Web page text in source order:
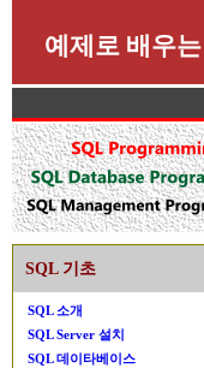
예제로 배우
SQL 기초
SQL 소개
SQL Server 설치
SQL 데이타베이스